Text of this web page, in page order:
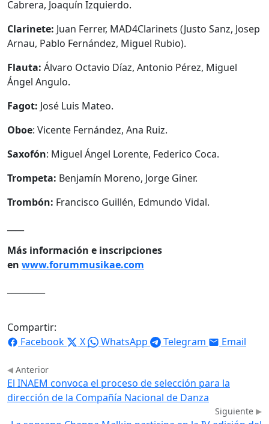
Cabrera, Joaquín Izquierdo.
Clarinete: Juan Ferrer, MAD4Clarinets (Justo Sanz, Josep
Arnau, Pablo Fernández, Miguel Rubio).
Flauta: Álvaro Octavio Díaz, Antonio Pérez, Miguel
Ángel Angulo.
Fagot: José Luis Mateo.
Oboe: Vicente Fernández, Ana Ruiz.
Saxofón: Miguel Ángel Lorente, Federico Coca.
Trompeta: Benjamín Moreno, Jorge Giner.
Trombón: Francisco Guillén, Edmundo Vidal.
Más información e inscripciones
en www.forummusikae.com
Compartir:
Facebook
X WhatsApp Telegram Email
Anterior
El INAEM convoca el proceso de selección para la
dirección de la Compañía Nacional de Danza
Siguiente